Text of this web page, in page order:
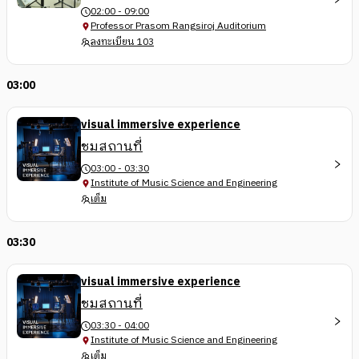
02:00 - 09:00
Professor Prasom Rangsiroj Auditorium
ลงทะเบียน 103
03:00
visual immersive experience
ชมสถานที่
03:00 - 03:30
Institute of Music Science and Engineering
เต็ม
03:30
visual immersive experience
ชมสถานที่
03:30 - 04:00
Institute of Music Science and Engineering